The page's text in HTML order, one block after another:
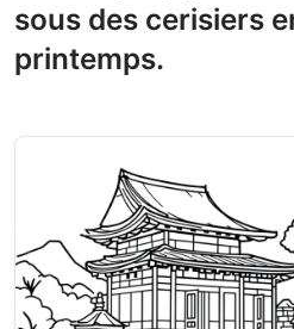
sous des cerisiers
printemps.